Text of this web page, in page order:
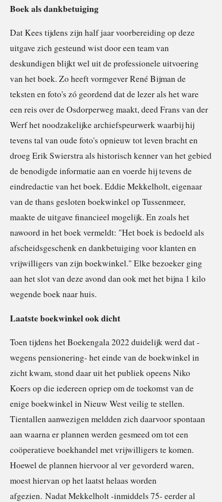
Boek als dankbetuiging
Dat Kees tijdens zijn half jaar voorbereiding op deze
uitgave zich gesteund wist door een team van
deskundigen blijkt wel uit de professionele uitvoering
van het boek. Zo heeft vormgever René Bijman de
teksten en foto's zó geordend dat de lezer als het ware
een reis over de Osdorperweg maakt, deed Frans van der
Werf het noodzakelijke archiefspeurwerk waarbij hij
tevens tal van oude foto's opnieuw tot leven bracht en
droeg Erik Swierstra als historisch kenner van het gebied
de benodigde informatie aan en voerde hij tevens de
eindredactie van het boek. Eddie Mekkelholt, eigenaar
van de thans gesloten boekwinkel op Tussenmeer,
maakte de uitgave financieel mogelijk. En zoals het
nawoord in het boek vermeldt: "Het boek is bedoeld als
afscheidsgeschenk en dankbetuiging voor klanten en
vrijwilligers van zijn boekwinkel." Elke bezoeker ging
aan het slot van deze avond dan ook met het bijna 1 kilo
wegende boek naar huis.
Laatste boekwinkel ook dicht
Toen tijdens het Boekengala 2022 duidelijk werd dat -
wegens pensionering- het einde van de boekwinkel in
zicht kwam, stond daar uit het publiek opeens Niko
Koers op die iedereen opriep om de toekomst van de
enige boekwinkel in Nieuw West veilig te stellen.
Tientallen aanwezigen meldden zich daarvoor spontaan
aan waarna er plannen werden gesmeed om tot een
coöperatieve boekhandel met vrijwilligers te komen.
Hoewel de plannen hiervoor al ver gevorderd waren,
moest hiervan op het laatst helaas worden
afgezien. Nadat Mekkelholt -inmiddels 75- eerder al